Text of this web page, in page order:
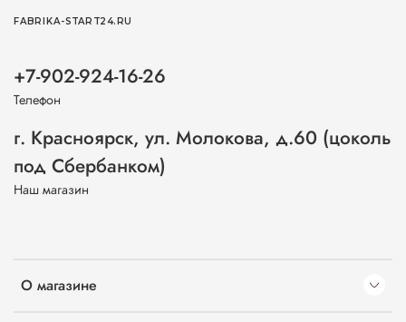
О магазине
FABRIKA-START24.RU
+7-902-924-16-26
Телефон
г. Красноярск, ул. Молокова, д.60 (цоколь
под Сбербанком)
Наш магазин